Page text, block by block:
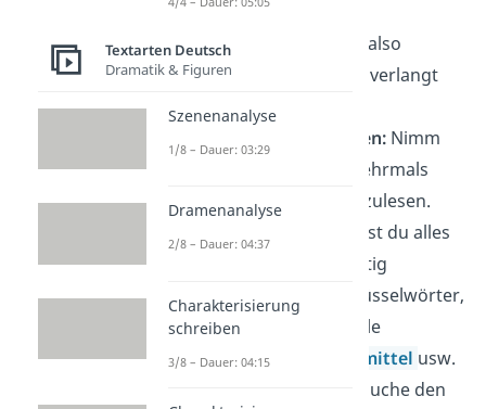
oder ein Merkmal
untersuchen. Finde also
heraus, was von dir verlangt
wird.
Lesen und Markieren:Nimm
dir Zeit, den Text mehrmals
aufmerksam durchzulesen.
Beim Lesen markierst du alles
farbig, was dir wichtig
erscheint, z. B. Schlüsselwörter,
sprachliche / formale
Auffälligkeiten,
Stilmittel usw.
Untersuche den
Textarten Deutsch
Dramatik & Figuren
Szenenanalyse
1/8 – Dauer: 03:29
Dramenanalyse
2/8 – Dauer: 04:37
Charakterisierung
schreiben
3/8 – Dauer: 04:15